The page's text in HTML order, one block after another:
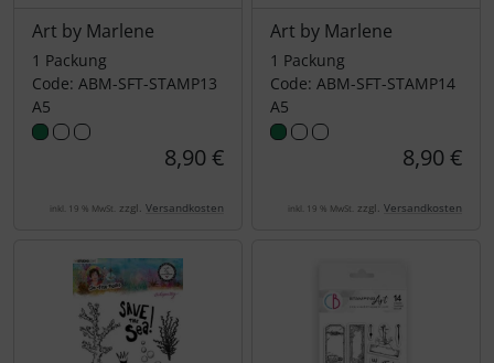
Art by Marlene
1 Packung
Code: ABM-SFT-STAMP13
A5
8,90 €
inkl. 19 % MwSt. zzgl. Versandkosten
Art by Marlene
1 Packung
Code: ABM-SFT-STAMP14
A5
8,90 €
inkl. 19 % MwSt. zzgl. Versandkosten